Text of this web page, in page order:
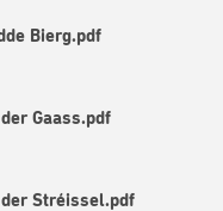
Bierg.pdf
der Gaass.pdf
der Stréissel.pdf